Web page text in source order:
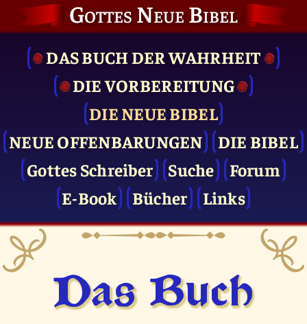
Gottes Neue Bibel
DAS BUCH DER WAHRHEIT
DIE VOR­BEREITUNG
DIE NEUE BIBEL
NEUE OFFENBARUNGEN
DIE BIBEL
Gottes Schreiber
Suche
Forum
E-Book
Bücher Links
Das Buch